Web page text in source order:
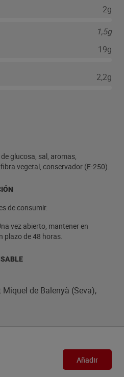
2g
1,5g
19g
2,2g
glucosa, sal, aromas,
vegetal, conservador (E-250).
de consumir.
vez abierto, mantener en
plazo de 48 horas.
de Balenyà (Seva),
Añadir